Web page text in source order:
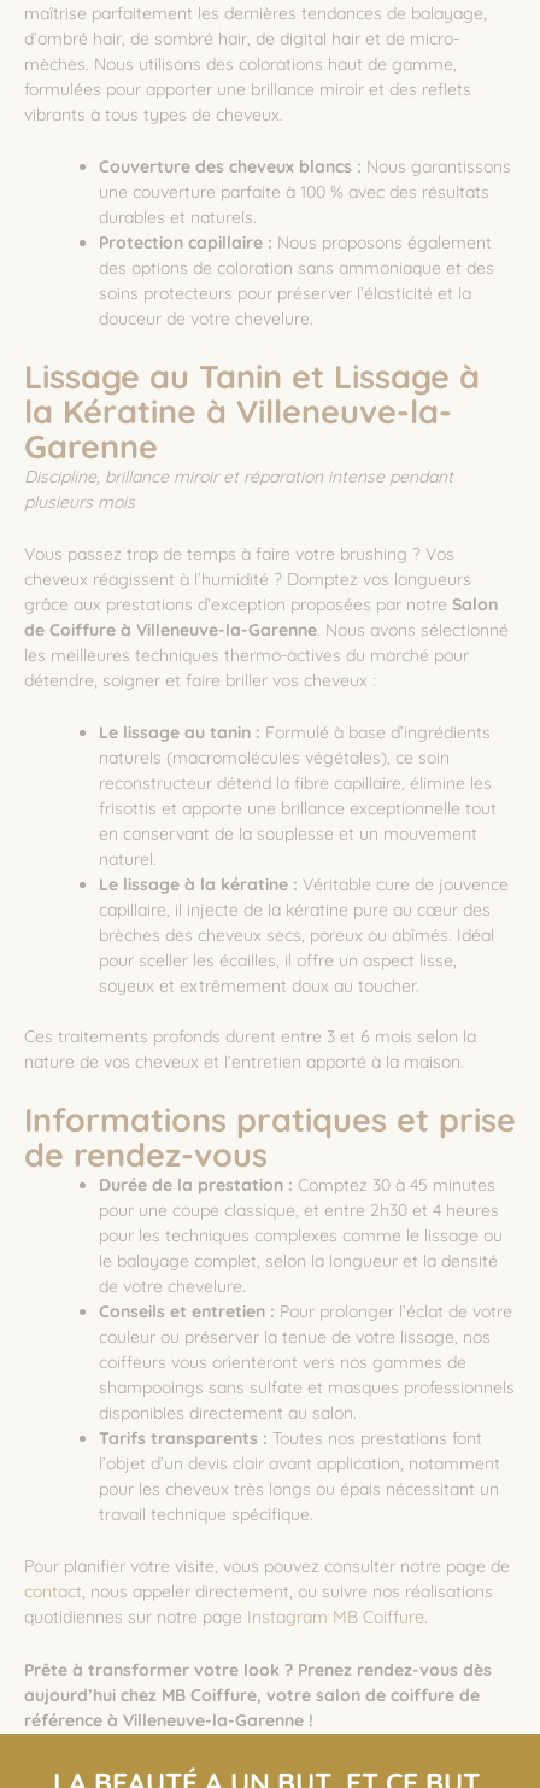
maîtrise parfaitement les dernières tendances de balayage,
d’ombré hair, de sombré hair, de digital hair et de micro-
mèches. Nous utilisons des colorations haut de gamme,
formulées pour apporter une brillance miroir et des reflets
vibrants à tous types de cheveux.
Couverture des cheveux blancs : Nous garantissons
une couverture parfaite à 100 % avec des résultats
durables et naturels.
Protection capillaire : Nous proposons également
des options de coloration sans ammoniaque et des
soins protecteurs pour préserver l’élasticité et la
douceur de votre chevelure.
Lissage au Tanin et Lissage à
la Kératine à Villeneuve-la-
Garenne
Discipline, brillance miroir et réparation intense pendant
plusieurs mois
Vous passez trop de temps à faire votre brushing ? Vos
cheveux réagissent à l’humidité ? Domptez vos longueurs
grâce aux prestations d’exception proposées par notre Salon
de Coiffure à Villeneuve-la-Garenne. Nous avons sélectionné
les meilleures techniques thermo-actives du marché pour
détendre, soigner et faire briller vos cheveux :
Le lissage au tanin : Formulé à base d’ingrédients
naturels (macromolécules végétales), ce soin
reconstructeur détend la fibre capillaire, élimine les
frisottis et apporte une brillance exceptionnelle tout
en conservant de la souplesse et un mouvement
naturel.
Le lissage à la kératine : Véritable cure de jouvence
capillaire, il injecte de la kératine pure au cœur des
brèches des cheveux secs, poreux ou abîmés. Idéal
pour sceller les écailles, il offre un aspect lisse,
soyeux et extrêmement doux au toucher.
Ces traitements profonds durent entre 3 et 6 mois selon la
nature de vos cheveux et l’entretien apporté à la maison.
Informations pratiques et prise
de rendez-vous
Durée de la prestation : Comptez 30 à 45 minutes
pour une coupe classique, et entre 2h30 et 4 heures
pour les techniques complexes comme le lissage ou
le balayage complet, selon la longueur et la densité
de votre chevelure.
Conseils et entretien : Pour prolonger l’éclat de votre
couleur ou préserver la tenue de votre lissage, nos
coiffeurs vous orienteront vers nos gammes de
shampooings sans sulfate et masques professionnels
disponibles directement au salon.
Tarifs transparents : Toutes nos prestations font
l’objet d’un devis clair avant application, notamment
pour les cheveux très longs ou épais nécessitant un
travail technique spécifique.
Pour planifier votre visite, vous pouvez consulter notre page de
contact, nous appeler directement, ou suivre nos réalisations
quotidiennes sur notre page Instagram MB Coiffure.
Prête à transformer votre look ? Prenez rendez-vous dès
aujourd’hui chez MB Coiffure, votre salon de coiffure de
référence à Villeneuve-la-Garenne !